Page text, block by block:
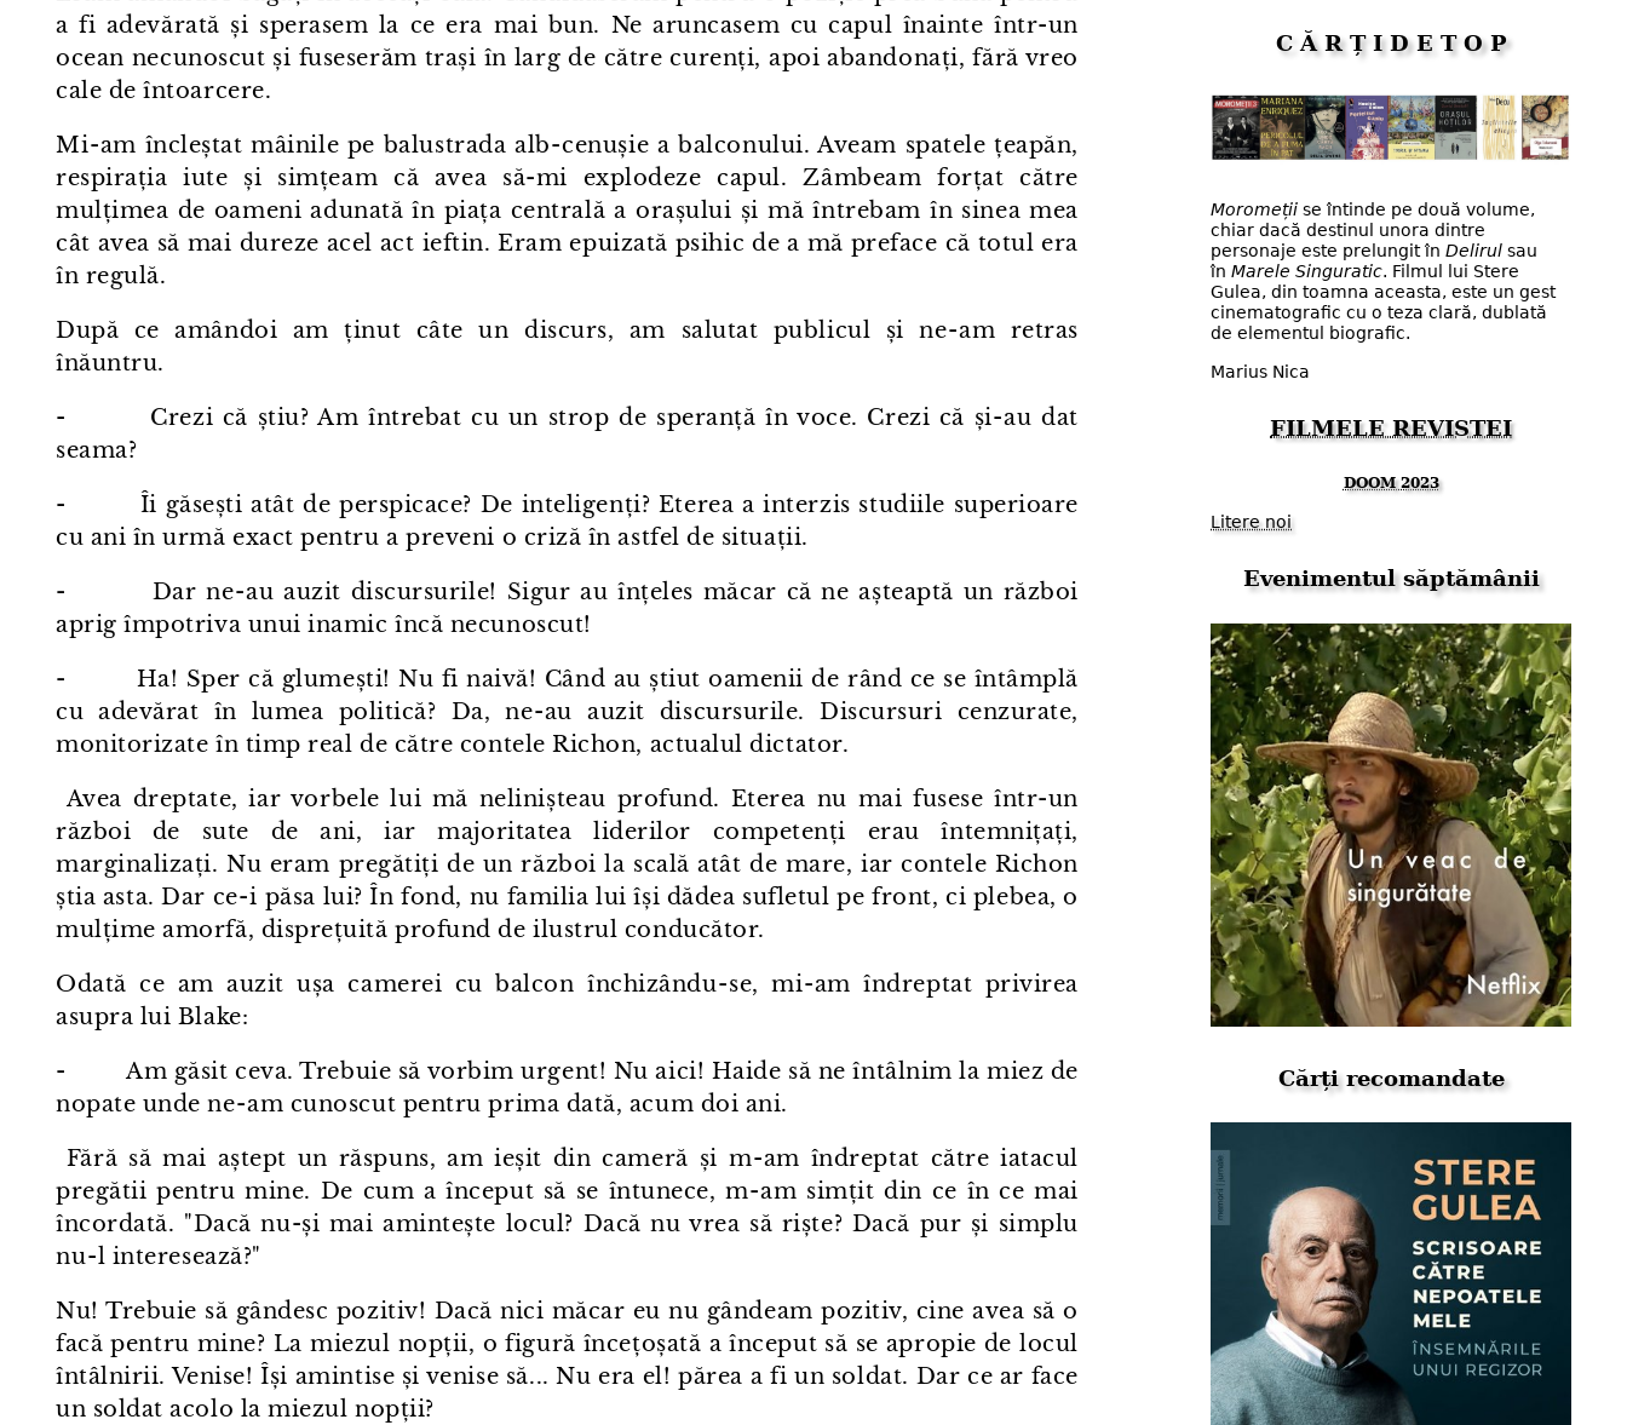
a fi adevărată și sperasem la ce era mai bun. Ne aruncasem cu capul înainte într⁠-⁠un
ocean necunoscut și fuseserăm trași în larg de către curenți, apoi abandonați, fără vreo
cale de întoarcere.
Mi⁠-⁠am încleștat mâinile pe balustrada alb⁠-⁠cenușie a balconului. Aveam spatele țeapăn,
respirația iute și simțeam că avea să-mi explodeze capul. Zâmbeam forțat către
mulțimea de oameni adunată în piața centrală a orașului și mă întrebam în sinea mea
cât avea să mai dureze acel act ieftin. Eram epuizată psihic de a mă preface că totul era
în regulă.
După ce amândoi am ținut câte un discurs, am salutat publicul și ne⁠-⁠am retras
înăuntru.
- Crezi că știu? Am întrebat cu un strop de speranță în voce. Crezi că și⁠-⁠au dat
seama?
- Îi găsești atât de perspicace? De inteligenți? Eterea a interzis studiile superioare
cu ani în urmă exact pentru a preveni o criză în astfel de situații.
- Dar ne⁠-⁠au auzit discursurile! Sigur au înțeles măcar că ne așteaptă un război
aprig împotriva unui inamic încă necunoscut!
- Ha! Sper că glumești! Nu fi naivă! Când au știut oamenii de rând ce se întâmplă
cu adevărat în lumea politică? Da, ne⁠-⁠au auzit discursurile. Discursuri cenzurate,
monitorizate în timp real de către contele Richon, actualul dictator.
Avea dreptate, iar vorbele lui mă nelinișteau profund. Eterea nu mai fusese într⁠-⁠un
război de sute de ani, iar majoritatea liderilor competenți erau întemnițați,
marginalizați. Nu eram pregătiți de un război la scală atât de mare, iar contele Richon
știa asta. Dar ce⁠-⁠i păsa lui? În fond, nu familia lui își dădea sufletul pe front, ci plebea, o
mulțime amorfă, disprețuită profund de ilustrul conducător.
Odată ce am auzit ușa camerei cu balcon închizându⁠-⁠se, mi⁠-⁠am îndreptat privirea
asupra lui Blake:
- Am găsit ceva. Trebuie să vorbim urgent! Nu aici! Haide să ne întâlnim la miez de
nopate unde ne⁠-⁠am cunoscut pentru prima dată, acum doi ani.
Fără să mai aștept un răspuns, am ieșit din cameră și m⁠-⁠am îndreptat către iatacul
pregătii pentru mine. De cum a început să se întunece, m⁠-⁠am simțit din ce în ce mai
încordată. "Dacă nu-și mai amintește locul? Dacă nu vrea să riște? Dacă pur și simplu
nu⁠-⁠l interesează?"
Nu! Trebuie să gândesc pozitiv! Dacă nici măcar eu nu gândeam pozitiv, cine avea să o
facă pentru mine? La miezul nopții, o figură încețoșată a început să se apropie de locul
întâlnirii. Venise! Își amintise și venise să... Nu era el! părea a fi un soldat. Dar ce ar face
un soldat acolo la miezul nopții?
C Ă R Ț I D E T O P
Moromeții se întinde pe două volume,
chiar dacă destinul unora dintre
personaje este prelungit în Delirul sau
în Marele Singuratic. Filmul lui Stere
Gulea, din toamna aceasta, este un gest
cinematografic cu o teza clară, dublată
de elementul biografic.
Marius Nica
FILMELE REVISTEI
DOOM 2023
Litere noi
Evenimentul săptămânii
Cărți recomandate